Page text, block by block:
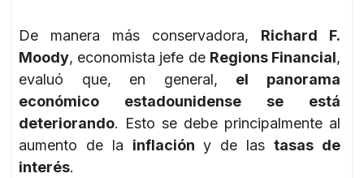
De manera más conservadora, Richard F.
Moody, economista jefe de Regions Financial,
evaluó que, en general, el panorama
económico estadounidense se está
deteriorando. Esto se debe principalmente al
aumento de la inflación y de las tasas de
interés.